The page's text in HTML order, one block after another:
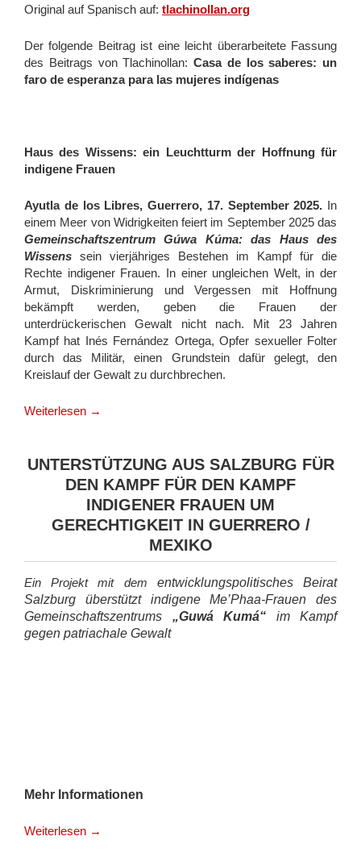
Jorge Mario González García
Postkartenaktion für Mario
Jacobo und Gloria
Boletín Informativo
Gloria Arenas Agís
Mensaje de Gloria y Jacobo
Mexiko und seine Justiz
News zu Jacobo und Gloria
Nota de La Jornada
Rechtliche Situation
Termine
Menschenrechtsbeobachtung und solidarisches Arbeiten
Aufgaben und Grundhaltungen der
Voraussetzungen für Menschenrechtsbeobachter_innen
Erlebnisberichte
Unterstützung
Aktuelles
Veranstaltungen
Kontakt
Original auf Spanisch auf: tlachinollan.org
Der folgende Beitrag ist eine leicht überarbeitete Fassung
des Beitrags von Tlachinollan: Casa de los saberes: un
faro de esperanza para las mujeres indígenas
Haus des Wissens: ein Leuchtturm der Hoffnung für
indigene Frauen
Ayutla de los Libres, Guerrero, 17. September 2025. In
einem Meer von Widrigkeiten feiert im September 2025 das
Gemeinschaftszentrum Gúwa Kúma: das Haus des
Wissens sein vierjähriges Bestehen im Kampf für die
Rechte indigener Frauen. In einer ungleichen Welt, in der
Armut, Diskriminierung und Vergessen mit Hoffnung
bekämpft werden, geben die Frauen der
unterdrückerischen Gewalt nicht nach. Mit 23 Jahren
Kampf hat Inés Fernández Ortega, Opfer sexueller Folter
durch das Militär, einen Grundstein dafür gelegt, den
Kreislauf der Gewalt zu durchbrechen.
Weiterlesen →
UNTERSTÜTZUNG AUS SALZBURG FÜR
DEN KAMPF FÜR DEN KAMPF
INDIGENER FRAUEN UM
GERECHTIGKEIT IN GUERRERO /
MEXIKO
Ein Projekt mit dem entwicklungspolitisches Beirat
Salzburg überstützt indigeneMe’Phaa-Frauen des
Gemeinschaftszentrums „Guwá Kumá“ im Kampf
gegen patriachale Gewalt
Mehr Informationen
Weiterlesen →